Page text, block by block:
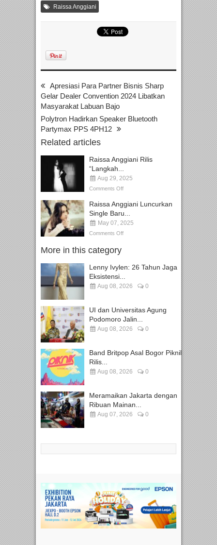
Raissa Anggiani
Apresiasi Para Partner Bisnis Sharp
Gelar Dealer Convention 2024 Libatkan
Masyarakat Labuan Bajo
Polytron Hadirkan Speaker Bluetooth
Partymax PPS 4PH12
Related articles
Raissa Anggiani Rilis
“Langkah...
Aug 29, 2025
Comments Off
Raissa Anggiani Luncurkan
Single Baru...
May 07, 2025
Comments Off
More in this category
Lenny Ivylen: 26 Tahun Jaga
Eksistensi...
Aug 08, 2026 0
UI dan Universitas Agung
Podomoro Jalin...
Aug 08, 2026 0
Band Britpop Asal Bogor Piknik
Rilis...
Aug 08, 2026 0
Meramaikan Jakarta dengan
Ribuan Mainan...
Aug 07, 2026 0